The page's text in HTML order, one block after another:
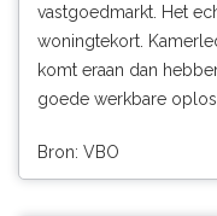
vastgoedmarkt. Het
woningtekort.
komt eraan dan
goede werkbare
Bron: VBO